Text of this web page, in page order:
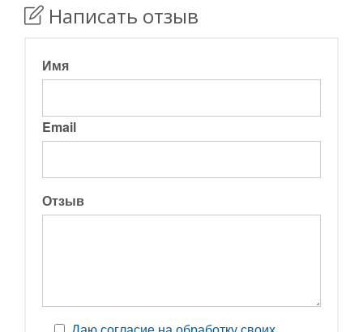
Написать отзыв
Имя
Email
Отзыв